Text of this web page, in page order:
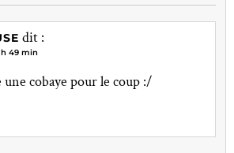
dit :
h 49 min
une cobaye pour le coup :/